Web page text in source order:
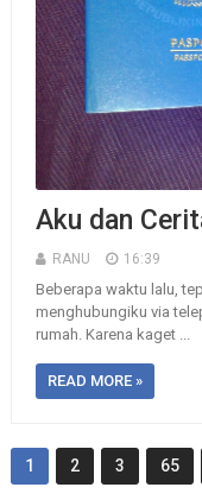
Aku dan
RANU 16:39
Beberapa waktu lalu,
menghubungiku via
rumah. Karena kaget ...
READ MORE »
1 2 3 65